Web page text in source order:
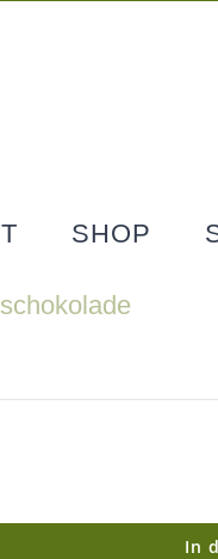
SHOP
In